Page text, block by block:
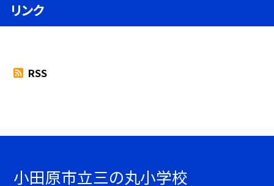
リンク
RSS
小田原市立三の丸小学校